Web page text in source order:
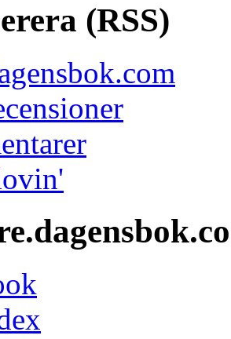
(RSS)